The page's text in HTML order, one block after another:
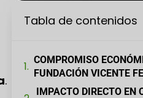
.
Tabla de contenidos
COMPROMISO
FUNDACIÓN VICENTE
IMPACTO DIRECTO EN